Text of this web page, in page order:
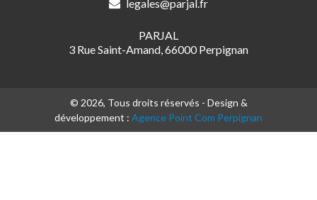
legales@parjal.fr
PARJAL
3 Rue Saint-Amand, 66000 Perpignan
© 2026, Tous droits réservés - Design &
développement : Agence Point Com Perpignan